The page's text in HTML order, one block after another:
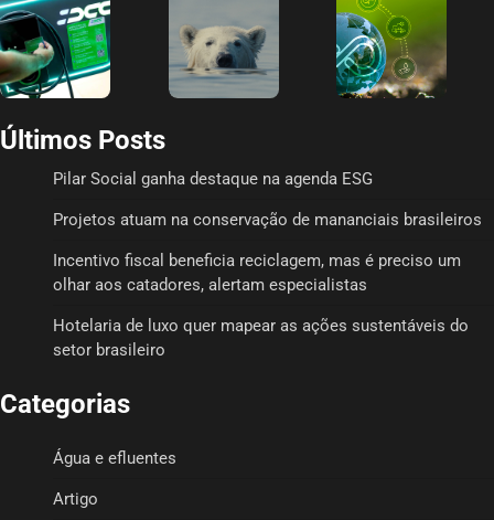
Últimos Posts
Pilar Social ganha destaque na agenda ESG
Projetos atuam na conservação de mananciais brasileiros
Incentivo fiscal beneficia reciclagem, mas é preciso um
olhar aos catadores, alertam especialistas
Hotelaria de luxo quer mapear as ações sustentáveis do
setor brasileiro
Categorias
Água e efluentes
Artigo